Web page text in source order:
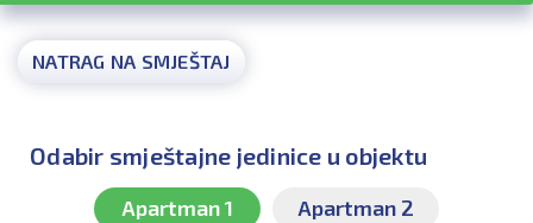
NATRAG NA SMJEŠTAJ
Odabir smještajne jedinice u objektu
Apartman 1 Apartman 2